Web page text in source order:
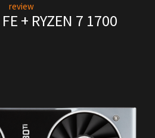
review
+ RYZEN 7 1700